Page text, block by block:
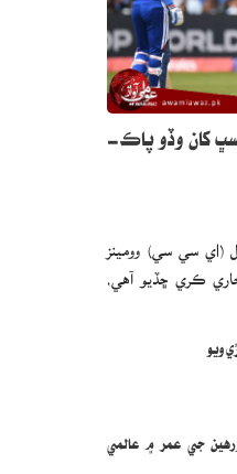
کان وڏو پاڪ-
سي سي) وومينز
جو شيڊيول جاري ڪري ڇڏيو آهي،
ويو
جي جان ٽرنر 25 ورهين جي عمر ۾ عالمي